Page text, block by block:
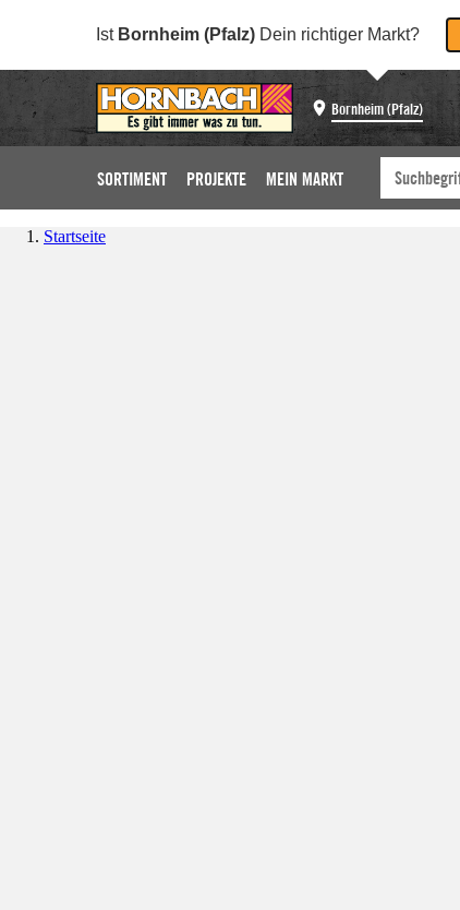
Ist Bornheim (Pfalz) Dein richtiger Markt?
Bornheim (Pfalz)
SORTIMENT PROJEKTE MEIN MARKT
Startseite